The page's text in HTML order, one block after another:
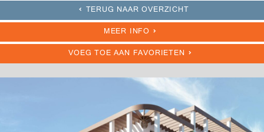
TERUG NAAR OVERZICHT
MEER INFO
VOEG TOE AAN FAVORIETEN